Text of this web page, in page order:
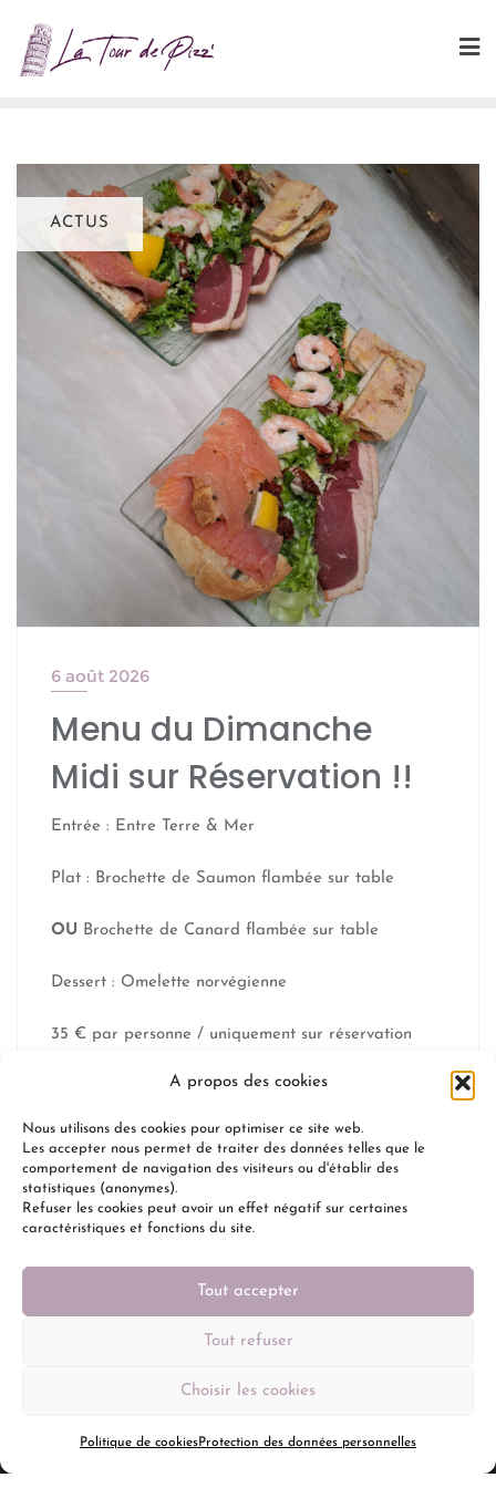
A propos des cookies
Nous utilisons des cookies pour optimiser ce site web.
Les accepter nous permet de traiter des données telles que le
comportement de navigation des visiteurs ou d'établir des
statistiques (anonymes).
Refuser les cookies peut avoir un effet négatif sur certaines
caractéristiques et fonctions du site.
Tout accepter
Tout refuser
Choisir les cookies
Politique de cookiesProtection des données personnelles
ACTUS
6 août 2026
Menu du Dimanche
Midi sur Réservation !!
Entrée : Entre Terre & Mer
Plat : Brochette de Saumon flambée sur table
OU Brochette de Canard flambée sur table
Dessert : Omelette norvégienne
35 € par personne / uniquement sur réservation
Nouvelle pizza du moment la « Maline »
Commandez en ligne, c’est rapide et pratique !!
Politique de cookies
Administration